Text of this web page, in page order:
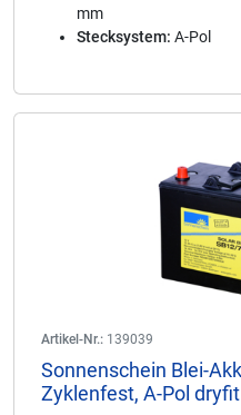
mm
Stecksystem: A-Pol
Artikel-Nr.: 139039
Sonnenschein Blei-
Zyklenfest, A-Pol